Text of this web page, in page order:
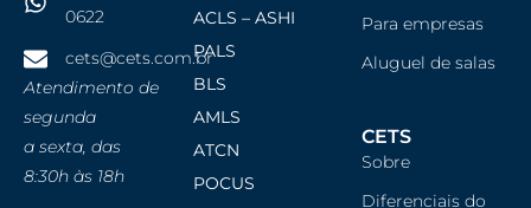
0622
cets@cets.com.br
Atendimento de
segunda
a sexta, das
8:30h às 18h
ACLS – ASHI
PALS
BLS
AMLS
ATCN
POCUS
Para empresas
Aluguel de salas
CETS
Sobre
Diferenciais do